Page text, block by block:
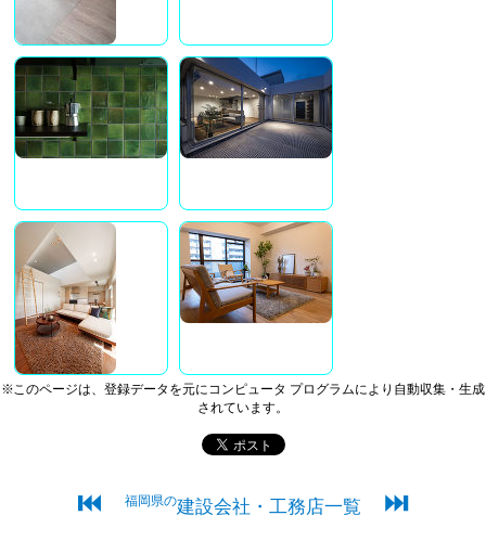
※このページは、登録データを元にコンピュータ プログラムにより自動収集・生成
されています。
⏮ 福岡県の建設会社・工務店一覧 ⏭